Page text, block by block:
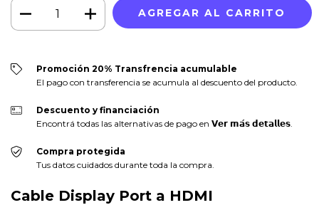
Promoción 20% Transfrencia acumulable
El pago con transferencia se acumula al descuento del producto.
Descuento y financiación
Encontrá todas las alternativas de pago en 𝗩𝗲𝗿 𝗺𝗮́𝘀 𝗱𝗲𝘁𝗮𝗹𝗹𝗲𝘀.
Compra protegida
Tus datos cuidados durante toda la compra.
Cable Display Port a HDMI